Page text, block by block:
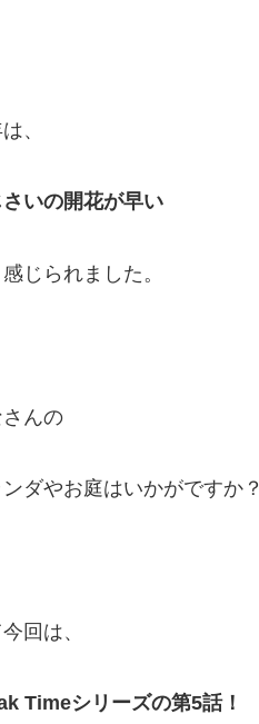
、
いの開花が早い
じられました。
んの
ダやお庭はいかがですか？
回は、
Timeシリーズの第5話！